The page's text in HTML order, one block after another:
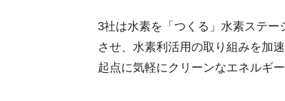
3社は水素を「つくる」水素ステ
させ、水素利活用の取り組みを加
起点に気軽にクリーンなエネルギ